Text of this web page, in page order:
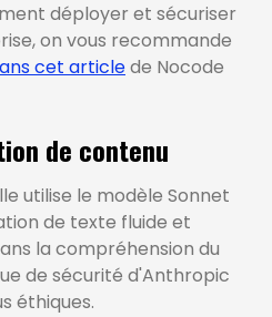
déployer et sécuriser
on vous recommande
cet articlede Nocode
de contenu
utilise le modèle Sonnet
de texte fluide et
la compréhension du
de sécurité d'Anthropic
éthiques.